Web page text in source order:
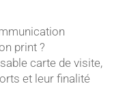
print ?
carte de visite,
et leur finalité